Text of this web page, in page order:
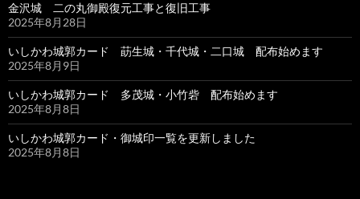
金沢城 二の丸御殿復元工事と復旧工事
2025年8月28日
いしかわ城郭カード 莇生城・千代城・二口城 配布始めます
2025年8月9日
いしかわ城郭カード 多茂城・小竹砦 配布始めます
2025年8月8日
いしかわ城郭カード・御城印一覧を更新しました
2025年8月8日